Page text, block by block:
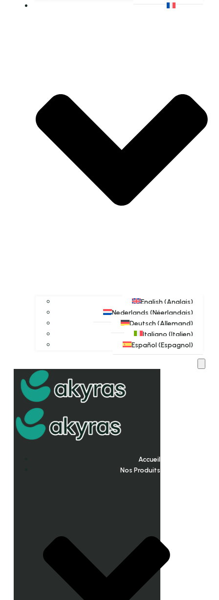
Français
English(Anglais)
Nederlands (Néerlandais)
Deutsch(Allemand)
Italiano (Italien)
Español(Espagnol)
Accueil
Nos Produits